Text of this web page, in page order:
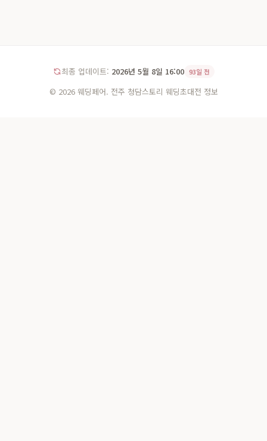
최종 업데이트: 2026년 5월 8일 16:00 93일 전
© 2026 웨딩페어. 전주 청담스토리 웨딩초대전 정보